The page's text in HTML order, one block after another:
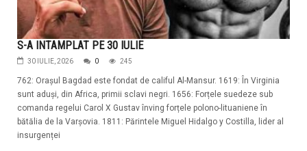
S-A INTAMPLAT PE 30 IULIE
30 IULIE, 2026 0 245
762: Orașul Bagdad este fondat de califul Al-Mansur. 1619: În Virginia
sunt aduși, din Africa, primii sclavi negri. 1656: Forțele suedeze sub
comanda regelui Carol X Gustav înving forțele polono-lituaniene în
bătălia de la Varșovia. 1811: Părintele Miguel Hidalgo y Costilla, lider al
insurgenței